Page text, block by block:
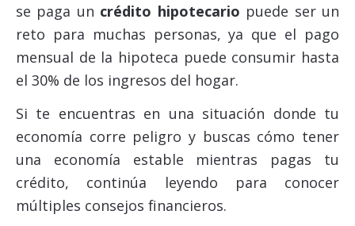
se paga un crédito hipotecario puede ser un
reto para muchas personas, ya que el pago
mensual de la hipoteca puede consumir hasta
el 30% de los ingresos del hogar.
Si te encuentras en una situación donde tu
economía corre peligro y buscas cómo tener
una economía estable mientras pagas tu
crédito, continúa leyendo para conocer
múltiples consejos financieros.